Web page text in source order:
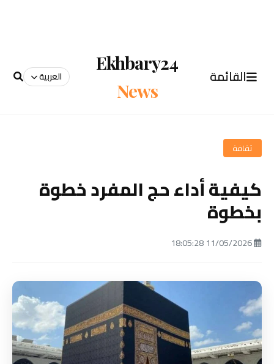
القائمة
Ekhbary24
News
العربية
ثقافة
كيفية أداء حج المفرد خطوة
بخطوة